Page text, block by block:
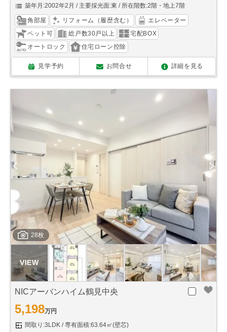
築年月:2002年2月
主要採光面:東 所在階数:2階・地上7階
角部屋 リフォーム（履歴含む）
エレベーター
ペット可
総戸数30戸以上
宅配BOX
オートロック
住宅ローン控除
見学予約 お問合せ 詳細を見る
28枚
NICアーバンハイム鶴見中央
5,198万円
間取り:3LDK
専有面積:63.64㎡(壁芯)